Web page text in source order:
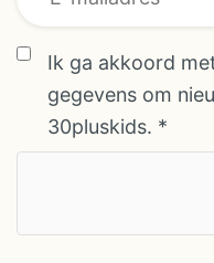
Ik ga akkoord
gegevens om
30pluskids. *